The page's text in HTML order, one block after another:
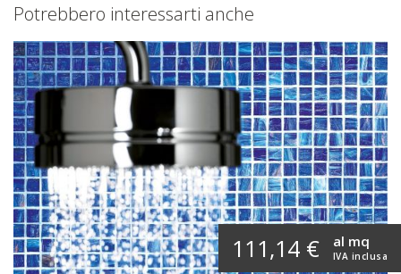
Potrebbero interessarti anche
111,14 € IVA inclusa
al mq